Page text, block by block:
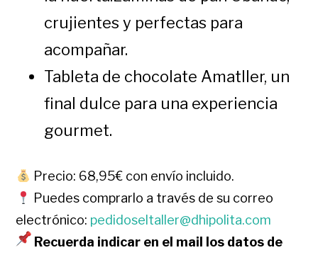
crujientes y perfectas para
acompañar.
Tableta de chocolate Amatller, un
final dulce para una experiencia
gourmet.
Precio: 68,95€ con envío incluido.
Puedes comprarlo a través de su correo
electrónico: pedidoseltaller@dhipolita.com
Recuerda indicar en el mail los datos de